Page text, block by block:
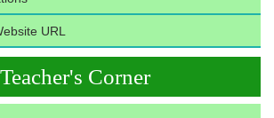
URL
Teacher's Corner